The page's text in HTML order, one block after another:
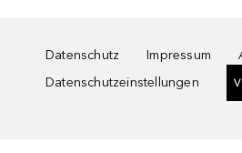
Datenschutz Impressum
Datenschutzeinstellungen